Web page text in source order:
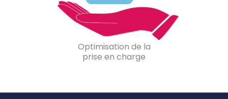
Optimisation de la
prise en charge